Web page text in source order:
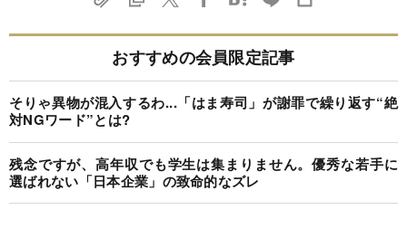
おすすめの会員限定記事
そりゃ異物が混入するわ...「はま寿司」が謝罪で繰り返す“絶
対NGワード”とは?
残念ですが、高年収でも学生は集まりません。優秀な若手に
選ばれない「日本企業」の致命的なズレ